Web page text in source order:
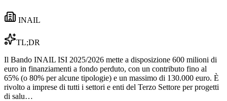
INAIL
TL;DR
Il Bando INAIL ISI 2025/2026 mette a disposizione 600 milioni di
euro in finanziamenti a fondo perduto, con un contributo fino al
65% (o 80% per alcune tipologie) e un massimo di 130.000 euro. È
rivolto a imprese di tutti i settori e enti del Terzo Settore per progetti
di salu…